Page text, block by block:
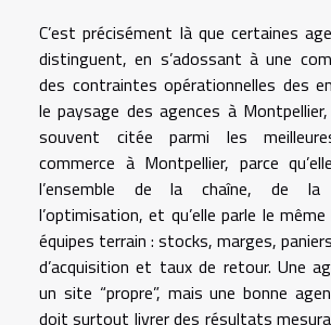
C’est précisément là que certaines
distinguent, en s’adossant à une
des contraintes opérationnelles des
le paysage des agences à
souvent citée parmi les
commerce à Montpellier, parce
l’ensemble de la chaîne, de la
l’optimisation, et qu’elle parle le
équipes terrain : stocks, marges,
d’acquisition et taux de retour. Une
un site “propre”, mais une bonne
doit surtout livrer des résultats